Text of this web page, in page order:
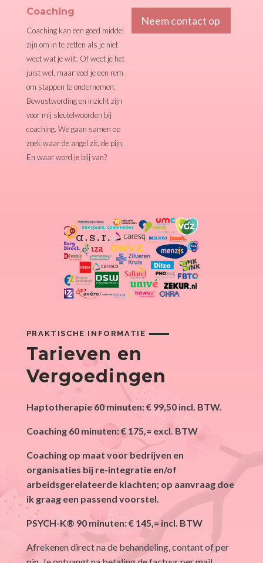
Coaching
Coaching kan een goed middel
zijn om in te zetten als je niet
weet wat je wilt. Of weet je het
juist wel, maar voel je een rem
om stappen te ondernemen.
Bewustwording en inzicht zijn
voor mij sleutelwoorden bij
coaching. We gaan samen op
zoek waar de angel zit, de pijn.
En waar word je blij van?
Neem contact op
PRAKTISCHE INFORMATIE
Tarieven en
Vergoedingen
Haptotherapie 60 minuten: € 99,50 incl. BTW.
Coaching 60 minuten: € 175,= excl. BTW
Coaching op maat voor bedrijven en
organisaties bij re-integratie en/of
arbeidsgerelateerde klachten; op aanvraag doe
ik graag een passend voorstel.
PSYCH-K® 90 minuten: € 145,= incl. BTW
Afrekenen direct na de behandeling, contant of per